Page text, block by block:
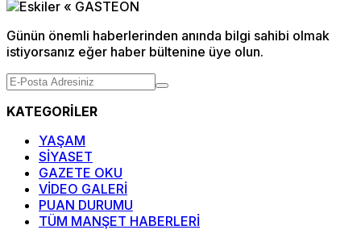
Günün önemli haberlerinden anında bilgi sahibi olmak
istiyorsanız eğer haber bültenine üye olun.
KATEGORİLER
YAŞAM
SİYASET
GAZETE OKU
VİDEO GALERİ
PUAN DURUMU
TÜM MANŞET HABERLERİ